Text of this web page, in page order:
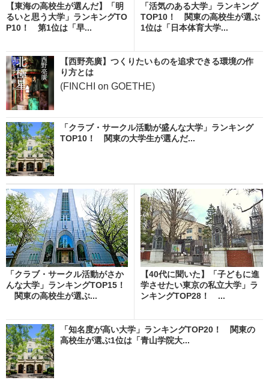
【東海の高校生が選んだ】「明
るいと思う大学」ランキングTO
P10！ 第1位は「早...
「活気のある大学」ランキング
TOP10！ 関東の高校生が選ぶ
1位は「日本体育大学...
【西野亮廣】つくりたいものを追求できる環境の作
り方とは
(FINCHI on GOETHE)
「クラブ・サークル活動が盛んな大学」ランキング
TOP10！ 関東の大学生が選んだ...
「クラブ・サークル活動がさか
んな大学」ランキングTOP15！
関東の高校生が選ぶ...
【40代に聞いた】「子どもに進
学させたい東京の私立大学」ラ
ンキングTOP28！ ...
「知名度が高い大学」ランキングTOP20！ 関東の
高校生が選ぶ1位は「青山学院大...